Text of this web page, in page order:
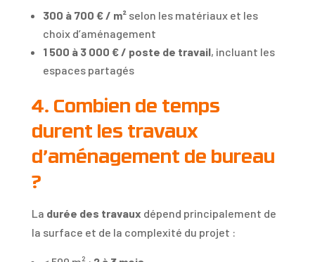
300 à 700 € / m²selon les matériaux et les
choix d’aménagement
1 500 à 3 000 € / poste de travail, incluant les
espaces partagés
4. Combien de temps
durent les travaux
d’aménagement de bureau
?
La durée des travaux dépend principalement de
la surface et de la complexité du projet :